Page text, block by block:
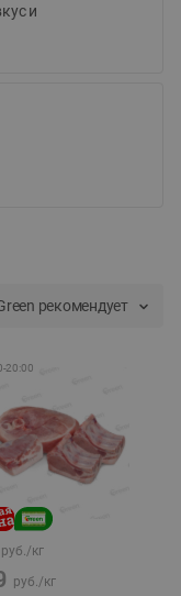
и
рекомендует
-20:00
руб./кг
руб./кг